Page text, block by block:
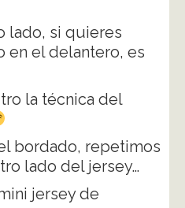
lado, si quieres
en el delantero, es
la técnica del
bordado, repetimos
lado del jersey…
jersey de